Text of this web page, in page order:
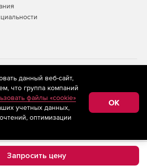
Запросить цену
store.softline.ru применяются
(информационные технологии
на основе сбора,
сведений, относящихся к
сети «Интернет»,
Российской Федерации)
данный веб-сайт,
что группа компаний
файлы «cookie»
учетных данных,
оптимизации
OK